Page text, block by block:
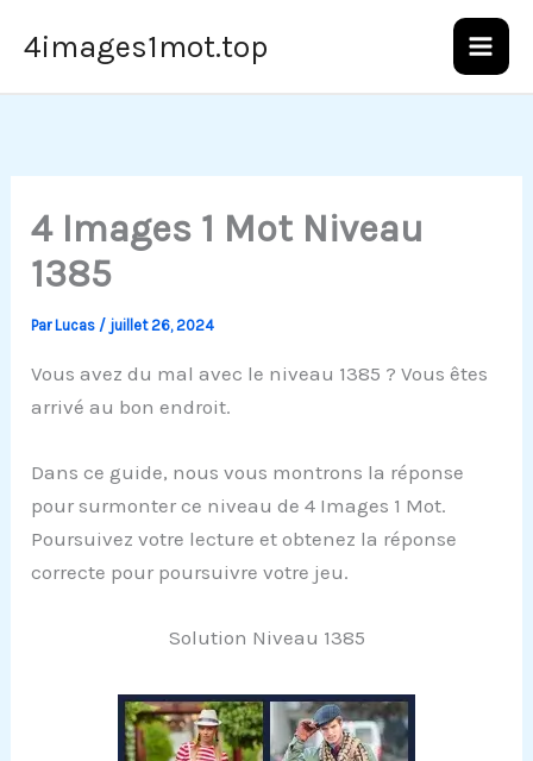
4images1mot.top
4 Images 1 Mot Niveau
1385
ParLucas / juillet 26, 2024
Vous avez du mal avec le niveau 1385 ? Vous êtes
arrivé au bon endroit.
Dans ce guide, nous vous montrons la réponse
pour surmonter ce niveau de 4 Images 1 Mot.
Poursuivez votre lecture et obtenez la réponse
correcte pour poursuivre votre jeu.
Solution Niveau 1385